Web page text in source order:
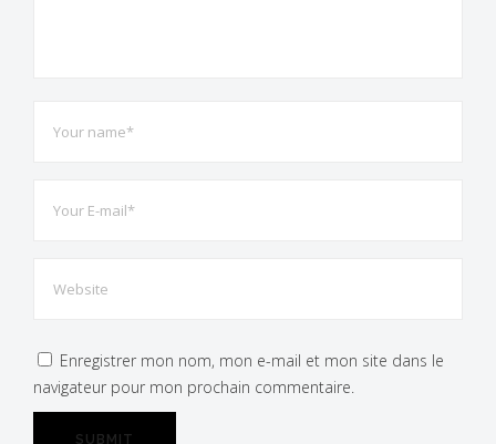
Enregistrer mon nom, mon e-mail et mon site dans le
navigateur pour mon prochain commentaire.